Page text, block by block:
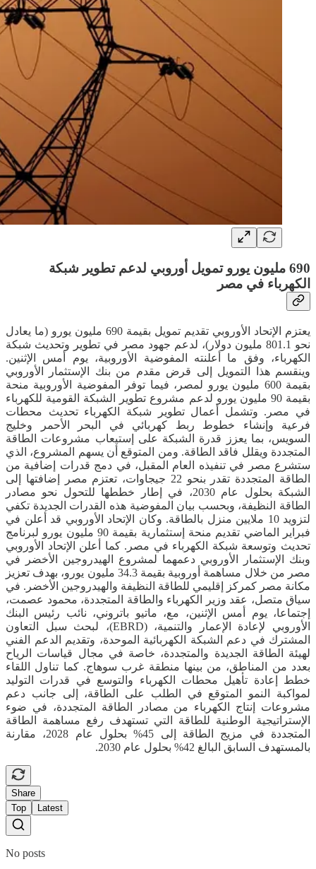
690 مليون يورو تمويل أوروبي لدعم تطوير شبكة
الكهرباء في مصر
يعتزم الإتحاد الأوروبي تقديم تمويل بقيمة 690 مليون يورو (ما يعادل
نحو 801.1 مليون دولار)، لدعم جهود مصر في تطوير وتحديث شبكة
الكهرباء، وفق ما أعلنته المفوضية الأوروبية، يوم أمس الإثنين.
وينقسم هذا التمويل إلى قرض مقدم من بنك الإستثمار الأوروبي
بقيمة 600 مليون يورو لمصر، فيما توفر المفوضية الأوروبية منحة
بقيمة 90 مليون يورو لدعم مشروع تطوير الشبكة القومية للكهرباء
في مصر. وتشمل أعمال تطوير شبكة الكهرباء تحديث محطات
فرعية وإنشاء خطوط ربط كهربائي في البحر الأحمر وخليج
السويس، بما يعزز قدرة الشبكة على إستيعاب مشروعات الطاقة
المتجددة ويقلل فاقد الطاقة. ومن المتوقع أن يسهم المشروع، الذي
ستشرع مصر في تنفيذه العام المقبل، في دمج قدرات إضافية من
الطاقة المتجددة تقدر بنحو 22 جيجاوات، تعتزم مصر إضافتها إلى
الشبكة بحلول عام 2030، في إطار خططها للتحول نحو مصادر
الطاقة النظيفة، وبحسب بيان المفوضية هذه القدرات الجديدة تكفي
لتزويد 10 ملايين منزل بالطاقة. وكان الإتحاد الأوروبي قد أعلن في
فبراير الماضي تقديم منحة إستثمارية بقيمة 90 مليون يورو لبرنامج
تحديث وتوسعة شبكة الكهرباء في مصر. كما أعلن الإتحاد الأوروبي
وبنك الإستثمار الأوروبي دعمهما لمشروع الهيدروجين الأخضر في
مصر من خلال مساهمة أوروبية بقيمة 34.3 مليون يورو، بهدف تعزيز
مكانة مصر كمركز إقليمي للطاقة النظيفة والهيدروجين الأخضر. في
سياق متصل، عقد وزير الكهرباء والطاقة المتجددة، محمود عصمت،
إجتماعا، يوم أمس الإثنين، مع، ماتيو باتروني، نائب رئيس البنك
الأوروبي لإعادة الإعمار والتنمية، (EBRD)، لبحث سبل التعاون
المشترك في دعم الشبكة الكهربائية الموحدة، وتقديم الدعم الفني
لهيئة الطاقة الجديدة والمتجددة، خاصة في مجال قياسات الرياح
بعدد من المناطق، من بينها منطقة غرب سوهاج. كما تناول اللقاء
خطط إعادة تأهيل محطات الكهرباء والتوسع في قدرات التوليد
لمواكبة النمو المتوقع في الطلب على الطاقة، إلى جانب دعم
مشروعات إنتاج الكهرباء من مصادر الطاقة المتجددة، في ضوء
الإستراتيجية الوطنية للطاقة التي تستهدف رفع مساهمة الطاقة
المتجددة في مزيج الطاقة إلى 45% بحلول عام 2028، مقارنة
بالمستهدف السابق البالغ 42% بحلول عام 2030.
Share
Top
Latest
No posts